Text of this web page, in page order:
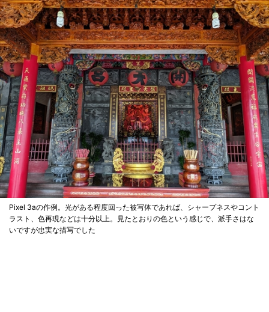
Pixel 3aの作例。光がある程度回った被写体であれば、シャープネスやコント
ラスト、色再現などは十分以上。見たとおりの色という感じで、派手さはな
いですが忠実な描写でした